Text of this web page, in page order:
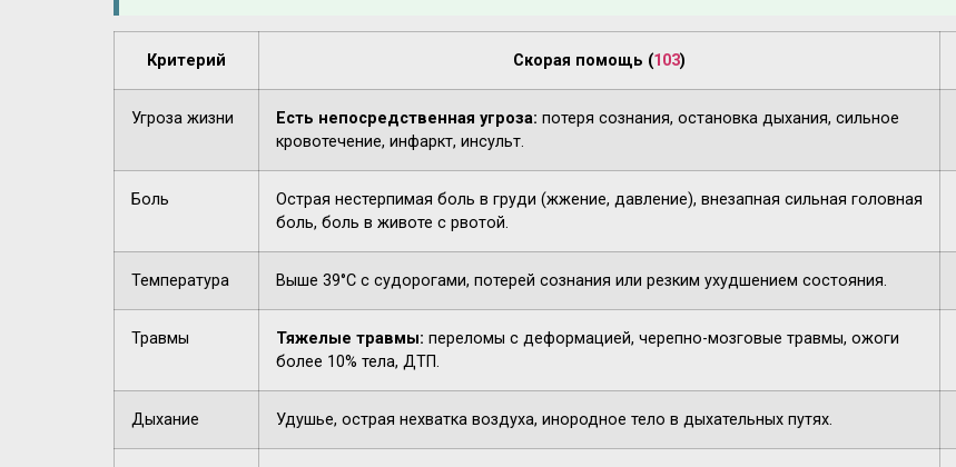
Критерий Скорая помощь (103)
Угроза жизни Есть непосредственная угроза: потеря сознания, остановка дыхания, сильное
кровотечение, инфаркт, инсульт.
Боль
Острая нестерпимая боль в груди (жжение, давление), внезапная сильная головная
боль, боль в животе с рвотой.
Температура Выше 39°C с судорогами, потерей сознания или резким ухудшением состояния.
Травмы Тяжелые травмы: переломы с деформацией, черепно-мозговые травмы, ожоги
более 10% тела, ДТП.
Дыхание Удушье, острая нехватка воздуха, инородное тело в дыхательных путях.